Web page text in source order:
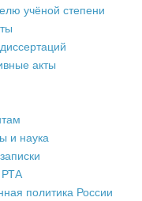
учёной степени
акты
и наука
РТА
политика России